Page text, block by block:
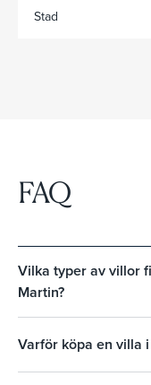
Stad
FAQ
Vilka typer av villor
Martin?
Varför köpa en villa